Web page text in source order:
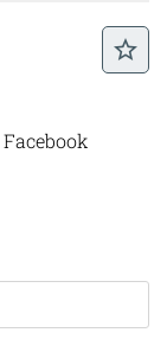
star_border